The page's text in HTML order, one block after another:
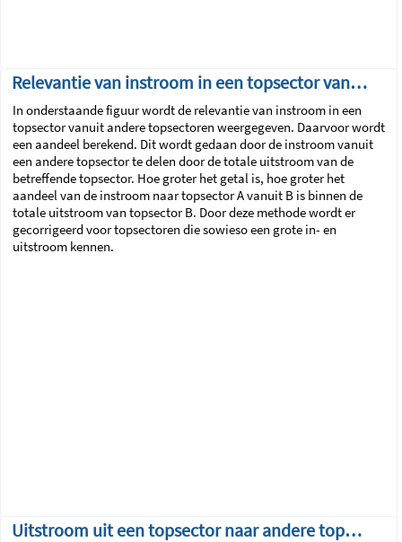
Relevantie van instroom in een topsector vanuit andere topsectoren
In onderstaande figuur wordt de relevantie van instroom in een
topsector vanuit andere topsectoren weergegeven. Daarvoor wordt
een aandeel berekend. Dit wordt gedaan door de instroom vanuit
een andere topsector te delen door de totale uitstroom van de
betreffende topsector. Hoe groter het getal is, hoe groter het
aandeel van de instroom naar topsector A vanuit B is binnen de
totale uitstroom van topsector B. Door deze methode wordt er
gecorrigeerd voor topsectoren die sowieso een grote in- en
uitstroom kennen.
Uitstroom uit een topsector naar andere topsectoren